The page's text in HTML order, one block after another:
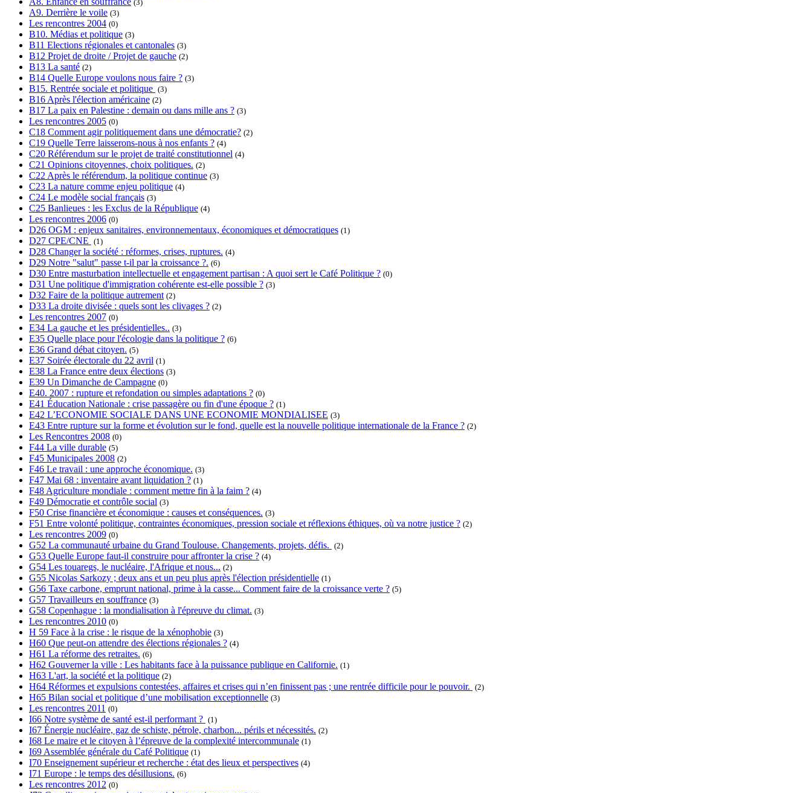
(3)
A9. Derrière le voile (3)
Les rencontres 2004 (0)
B10. Médias et politique (3)
B11 Elections régionales et cantonales (3)
B12 Projet de droite / Projet de gauche (2)
B13 La santé (2)
B14 Quelle Europe voulons nous faire ? (3)
B15. Rentrée sociale et politique (3)
B16 Après l'élection américaine (2)
B17 La paix en Palestine : demain ou dans mille ans ? (3)
Les rencontres 2005 (0)
C18 Comment agir politiquement dans une démocratie? (2)
C19 Quelle Terre laisserons-nous à nos enfants ? (4)
C20 Référendum sur le projet de traité constitutionnel (4)
C21 Opinions citoyennes, choix politiques. (2)
C22 Après le référendum, la politique continue (3)
C23 La nature comme enjeu politique (4)
C24 Le modèle social français (3)
C25 Banlieues : les Exclus de la République (4)
Les rencontres 2006 (0)
D26 OGM : enjeux sanitaires, environnementaux, économiques et démocratiques (1)
D27 CPE/CNE (1)
D28 Changer la société : réformes, crises, ruptures. (4)
D29 Notre "salut" passe t-il par la croissance ?. (6)
D30 Entre masturbation intellectuelle et engagement partisan : A quoi sert le Café Politique ? (0)
D31 Une politique d'immigration cohérente est-elle possible ? (3)
D32 Faire de la politique autrement (2)
D33 La droite divisée : quels sont les clivages ? (2)
Les rencontres 2007 (0)
E34 La gauche et les présidentielles.. (3)
E35 Quelle place pour l'écologie dans la politique ? (6)
E36 Grand débat citoyen. (5)
E37 Soirée électorale du 22 avril (1)
E38 La France entre deux élections (3)
E39 Un Dimanche de Campagne (0)
E40. 2007 : rupture et refondation ou simples adaptations ? (0)
E41 Éducation Nationale : crise passagère ou fin d'une époque ? (1)
E42 L’ECONOMIE SOCIALE DANS UNE ECONOMIE MONDIALISEE (3)
E43 Entre rupture sur la forme et évolution sur le fond, quelle est la nouvelle politique internationale de la France ? (2)
Les Rencontres 2008 (0)
F44 La ville durable (5)
F45 Municipales 2008 (2)
F46 Le travail : une approche économique. (3)
F47 Mai 68 : inventaire avant liquidation ? (1)
F48 Agriculture mondiale : comment mettre fin à la faim ? (4)
F49 Démocratie et contrôle social (3)
F50 Crise financière et économique : causes et conséquences. (3)
F51 Entre volonté politique, contraintes économiques, pression sociale et réflexions éthiques, où va notre justice ? (2)
Les rencontres 2009 (0)
G52 La communauté urbaine du Grand Toulouse. Changements, projets, défis. (2)
G53 Quelle Europe faut-il construire pour affronter la crise ? (4)
G54 Les touaregs, le nucléaire, l'Afrique et nous... (2)
G55 Nicolas Sarkozy ; deux ans et un peu plus après l'élection présidentielle (1)
G56 Taxe carbone, emprunt national, prime à la casse... Comment faire de la croissance verte ? (5)
G57 Travailleurs en souffrance (3)
G58 Copenhague : la mondialisation à l'épreuve du climat. (3)
Les rencontres 2010 (0)
H 59 Face à la crise : le risque de la xénophobie (3)
H60 Que peut-on attendre des élections régionales ? (4)
H61 La réforme des retraites. (6)
H62 Gouverner la ville : Les habitants face à la puissance publique en Californie. (1)
H63 L'art, la société et la politique (2)
H64 Réformes et expulsions contestées, affaires et crises qui n’en finissent pas ; une rentrée difficile pour le pouvoir. (2)
H65 Bilan social et politique d’une mobilisation exceptionnelle (3)
Les rencontres 2011 (0)
I66 Notre système de santé est-il performant ? (1)
I67 Énergie nucléaire, gaz de schiste, pétrole, charbon... périls et nécessités. (2)
I68 Le maire et le citoyen à l’épreuve de la complexité intercommunale (1)
I69 Assemblée générale du Café Politique (1)
I70 Enseignement supérieur et recherche : état des lieux et perspectives (4)
I71 Europe : le temps des désillusions. (6)
Les rencontres 2012 (0)